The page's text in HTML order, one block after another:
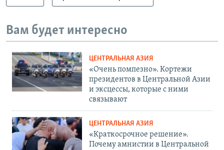
Вам будет интересно
ЦЕНТРАЛЬНАЯ АЗИЯ
«Очень помпезно». Кортежи
президентов в Центральной Азии
и эксцессы, которые с ними
связывают
ЦЕНТРАЛЬНАЯ АЗИЯ
«Краткосрочное решение».
Почему амнистии в Центральной